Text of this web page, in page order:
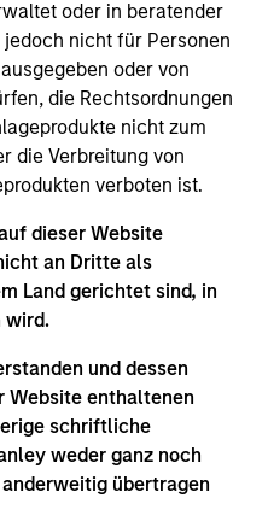
oder in beratender
nicht für Personen
oder von
die Rechtsordnungen
nicht zum
die Verbreitung von
verboten ist.
dieser Website
an Dritte als
Land gerichtet sind, in
wird.
und dessen
Website enthaltenen
schriftliche
weder ganz noch
übertragen
and
to
Next
intersection of
real-world data
Longer-term value
software
and Rose Kim
robots are